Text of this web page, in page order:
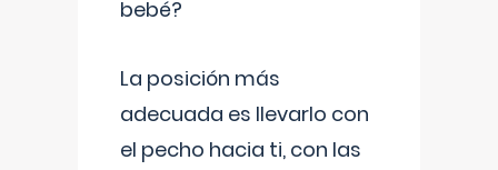
bebé?
La posición más
adecuada es llevarlo con
el pecho hacia ti, con las